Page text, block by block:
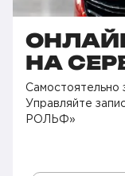
НА
Самостоятельно
Управляйте
РОЛЬФ»